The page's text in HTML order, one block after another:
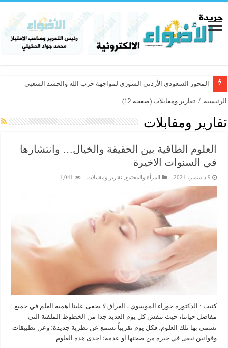
المحور السعودي الأردني السوري لمواجهة حزب الله والحشد الشعبي
الرئيسية / تقارير ومقابلات (صفحه 12)
تقارير ومقابلات
العلوم الطاقية بين الحقيقة والخيال… وانتشارها
في السنوات الاخيرة
9 ديسمبر، 2021 المرأة والمجتمع ,تقارير ومقابلات 1,041
كتبت : الدكتورة حوراء الموسوي ـ العراق لا يخفى علينا اهمية العلم في جميع
مفاصل حياتنا، حيث تنقش كل يوم العديد جدا من الخطوط الملفتة التي
تسمى بها تلك العلوم، فكل يوم تقريباً نسمع عن نظرية جديدة؛ وعن تطبيقات
وقوانين نبقى في حيرة من صحتها او عدمه؛ احدى هذه العلوم …